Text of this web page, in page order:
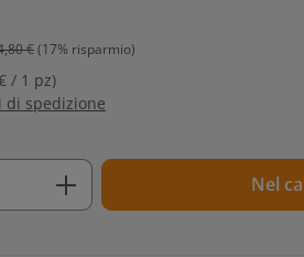
€(17% risparmio)
/ 1 pz)
di spedizione
inserisci la Nel